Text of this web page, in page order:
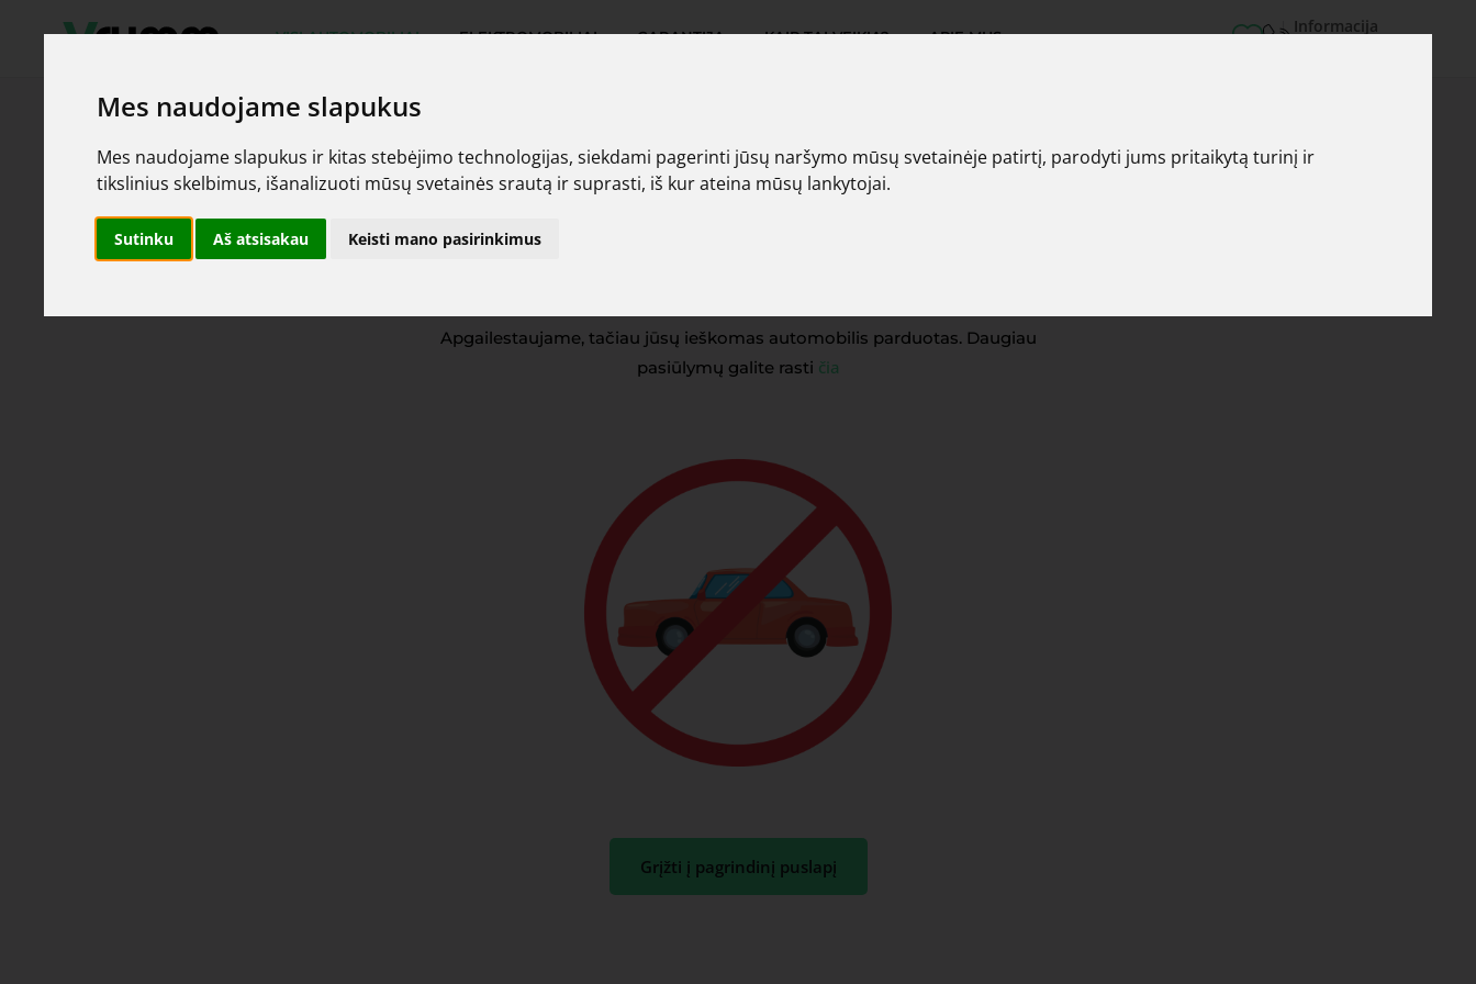
Mes naudojame slapukus
Mes naudojame slapukus ir kitas stebėjimo technologijas, siekdami pagerinti jūsų naršymo mūsų svetainėje patirtį, parodyti jums pritaikytą turinį ir
tikslinius skelbimus, išanalizuoti mūsų svetainės srautą ir suprasti, iš kur ateina mūsų lankytojai.
Sutinku Aš atsisakau Keisti mano pasirinkimus
VISI AUTOMOBILIAI ELEKTROMOBILIAI GARANTIJA KAIP TAI VEIKIA? APIE MUS
Informacija
Apgailestaujame, tačiau jūsų ieškomas automobilis parduotas. Daugiau
pasiūlymų galite rasti čia
Grįžti į pagrindinį puslapį